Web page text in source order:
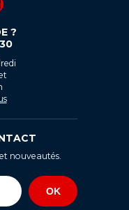
?
nouveautés.